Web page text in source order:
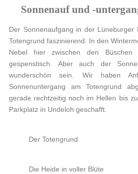
Sonnenauf und -
Der Sonnenaufgang in der Lüneburger
Totengrund faszinierend. In den
Nebel hier zwischen den
gespenstisch. Aber auch der
wunderschön sein. Wir haben
Sonnenuntergang am Totengrund
gerade rechtzeitig noch im Hellen bis
Parkplatz in Undeloh geschafft.
Der Totengrund
Die Heide in voller Blüte